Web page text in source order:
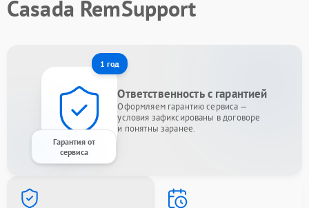
Casada RemSupport
1 год
Гарантия от
сервиса
Ответственность с гарантией
Оформляем гарантию сервиса —
условия зафиксированы в договоре
и понятны заранее.